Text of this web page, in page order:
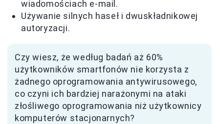
wiadomościach e-mail.
Używanie silnych haseł i dwuskładnikowej
autoryzacji.
Czy wiesz, że według badań aż 60%
użytkowników smartfonów nie korzysta z
żadnego oprogramowania antywirusowego,
co czyni ich bardziej narażonymi na ataki
złośliwego oprogramowania niż użytkownicy
komputerów stacjonarnych?